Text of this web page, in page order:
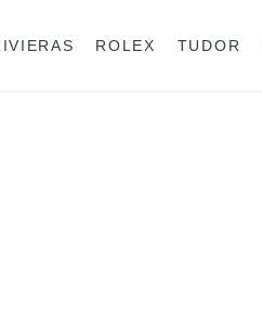
ROLEX TUDOR